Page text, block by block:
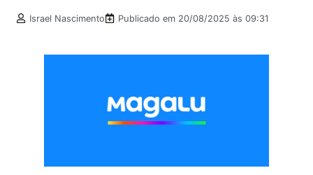
Israel Nascimento Publicado em 20/08/2025 às 09:31